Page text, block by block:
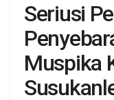
Seriusi
Muspika